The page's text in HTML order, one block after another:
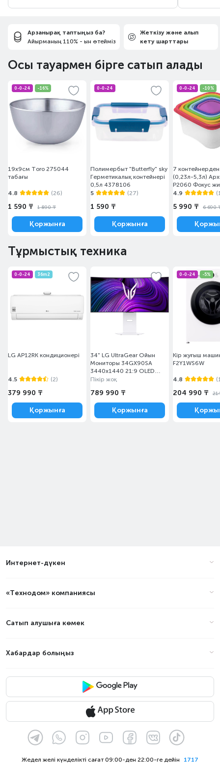
Арзанырақ таптыңыз ба?
Айырманың 110% - ын өтейміз
Жеткізу және алып
кету шарттары
Осы тауармен бірге сатып алады
0-0-24 -16%
19х9см Toro 275044
табағы
4.8 (26)
1 590 ₸ 1 890 ₸
Қоржынға
0-0-24
Полимербыт "Butterfly" sky
Герметикалық контейнері
0,5л 4378106
5
(27)
1 590 ₸
Қоржынға
0-0-24 -10%
7
(0,23л-5,3л)
Р2060 Фокус
4.9
5 990 ₸ 6 690
Тұрмыстық техника
0-0-24 36m2
LG AP12RK кондиционері
4.5 (2)
379 990 ₸
Қоржынға
34" LG UltraGear Ойын
Мониторы 34GX90SA
3440x1440 21:9 OLED
240ГЦ (2HDMI+DP) White
Пікір жоқ
789 990 ₸
Қоржынға
0-0-24 -5%
Кір жуғыш
F2Y1WS6W
4.8
204 990 ₸
Интернет-дүкен
«Технодом» компаниясы
Сатып алушыға көмек
Хабардар болыңыз
1717
Жедел желі күнделікті сағат 09:00-ден 22:00-ге дейін